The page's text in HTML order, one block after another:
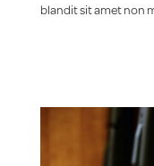
blandit sit amet non